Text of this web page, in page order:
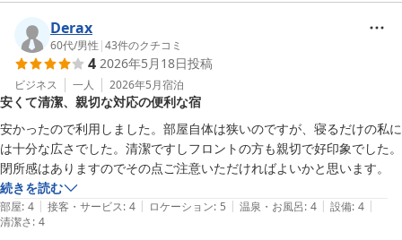
シャワー使用時の水漏れによりご不安とご不便をおかけしましたこ
と、心よりお詫び申し上げます。
ご指摘いただいたシャワーヘッドにつきましては、パッキン不良を
確認し、すでに新しいものへ交換を完了しております。
ご滞在中にご不快な思いをおかけしましたこと、重ねてお詫び申し
上げます。
今後同様の事象が起こらぬよう、設備管理の強化に努めてまいりま
す。
また機会がございましたら、ぜひ当館をご利用いただけますと幸い
でございます。
Derax
60代/男性 |43件のクチコミ
4 2026年5月18日投稿
ビジネス 一人 2026年5月宿泊
安くて清潔、親切な対応の便利な宿
安かったので利用しました。部屋自体は狭いのですが、寝るだけの私に
は十分な広さでした。清潔ですしフロントの方も親切で好印象でした。
閉所感はありますのでその点ご注意いただければよいかと思います。
続きを読む
部屋: 4 | 接客・サービス: 4 | ロケーション: 5 | 温泉・お風呂: 4 | 設備: 4 |
清潔さ: 4